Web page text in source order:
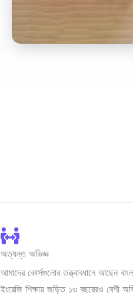
অত্যন্ত অভিজ্ঞ
আমাদের কোর্সগুলোর তত্ত্বাবধানে আছেন
ইংরেজি শিক্ষায় জড়িত ১৩ বছরেরও বেশী